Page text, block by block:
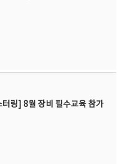
링] 8월 장비 필수교육 참가